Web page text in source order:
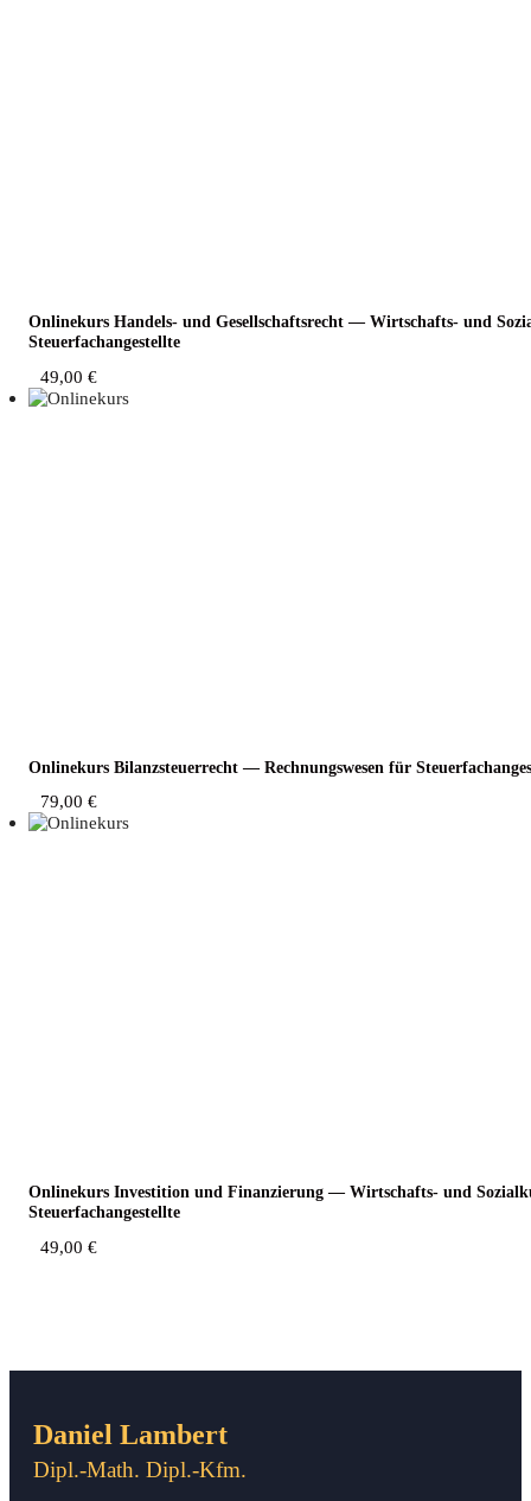
Online­kurs Han­dels- und Gesell­schafts­recht — Wirt­schafts- und
Steuerfachangestellte
49,00 €
Online­kurs Bilanz­steu­er­recht — Rech­nungs­we­sen für
79,00 €
Online­kurs Inves­ti­ti­on und Finan­zie­rung — Wirt­schafts- und
Steuerfachangestellte
49,00 €
Daniel Lambert
Dipl.-Math. Dipl.-Kfm.